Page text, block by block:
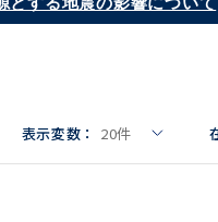
とする地震の影響について
表示変数： 20件